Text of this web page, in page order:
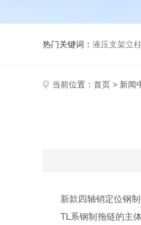
热门关键词： 液压支架立
当前位置： 首页 > 新闻
新款四轴销定位钢
TL系钢制拖链的主